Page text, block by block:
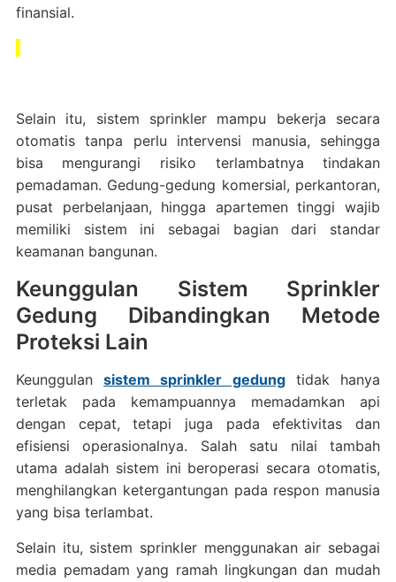
finansial.
Selain itu, sistem sprinkler mampu bekerja secara
otomatis tanpa perlu intervensi manusia, sehingga
bisa mengurangi risiko terlambatnya tindakan
pemadaman. Gedung-gedung komersial, perkantoran,
pusat perbelanjaan, hingga apartemen tinggi wajib
memiliki sistem ini sebagai bagian dari standar
keamanan bangunan.
Keunggulan Sistem Sprinkler
Gedung Dibandingkan Metode
Proteksi Lain
Keunggulansistem sprinkler gedungtidak hanya
terletak pada kemampuannya memadamkan api
dengan cepat, tetapi juga pada efektivitas dan
efisiensi operasionalnya. Salah satu nilai tambah
utama adalah sistem ini beroperasi secara otomatis,
menghilangkan ketergantungan pada respon manusia
yang bisa terlambat.
Selain itu, sistem sprinkler menggunakan air sebagai
media pemadam yang ramah lingkungan dan mudah